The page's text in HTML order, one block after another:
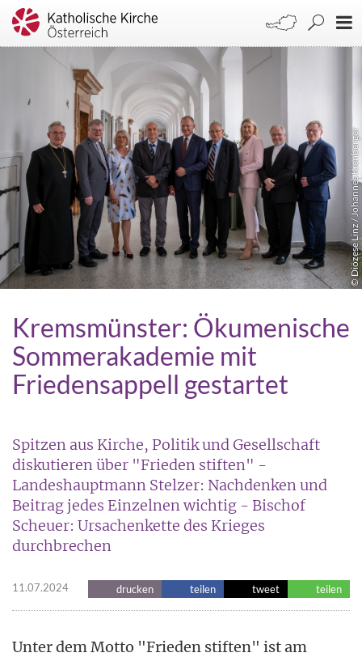
© Diözese Linz / Johannes Kienberger
Kremsmünster: Ökumenische
Sommerakademie mit
Friedensappell gestartet
Spitzen aus Kirche, Politik und Gesellschaft
diskutieren über "Frieden stiften" -
Landeshauptmann Stelzer: Nachdenken und
Beitrag jedes Einzelnen wichtig - Bischof
Scheuer: Ursachenkette des Krieges
durchbrechen
11.07.2024 drucken teilen tweet teilen
Unter dem Motto "Frieden stiften" ist am